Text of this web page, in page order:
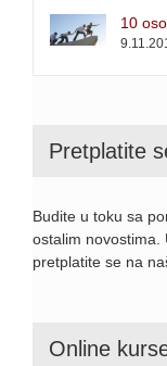
10
Pretplatite
Budite u toku sa
ostalim novostima.
pretplatite se na
Online